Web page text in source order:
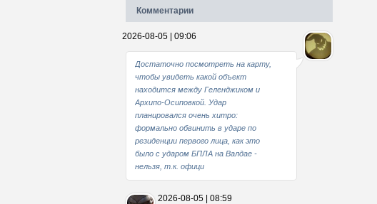
Комментарии
2026-08-05 | 09:06
Достаточно посмотреть на карту,
чтобы увидеть какой объект
находится между Геленджиком и
Архипо-Осиповкой. Удар
планировался очень хитро:
формально обвинить в ударе по
резиденции первого лица, как это
было с ударом БПЛА на Валдае -
нельзя, т.к. офици
2026-08-05 | 08:59